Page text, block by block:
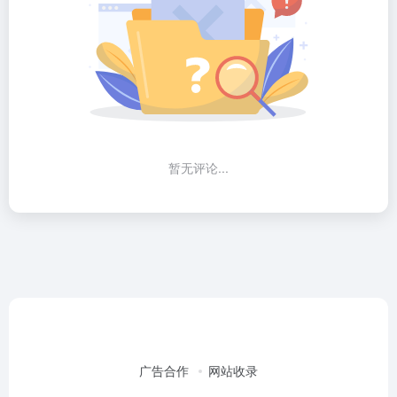
暂无评论...
广告合作 网站收录